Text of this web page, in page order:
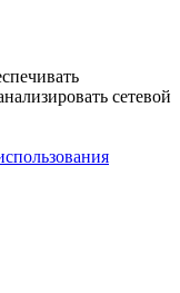
сетевой